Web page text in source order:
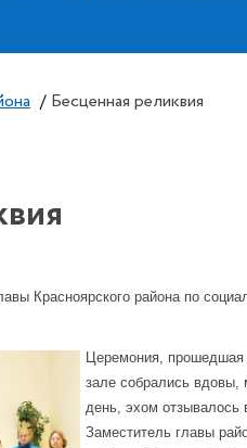
/ Бесценная реликвия
Красноярского района по
Церемония, прошедшая
зале собрались вдовы,
день, эхом отзывалось
Заместитель главы